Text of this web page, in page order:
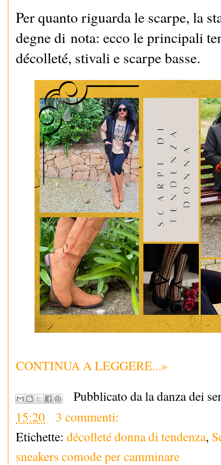
Per quanto riguarda le scarpe, la
degne di nota: ecco le principali
décolleté, stivali e scarpe basse.
CONTINUA A LEGGERE...»
Pubblicato da la danza dei
15:20
3 commenti:
Etichette: décolleté donna di tendenza,
sneakers comode per camminare